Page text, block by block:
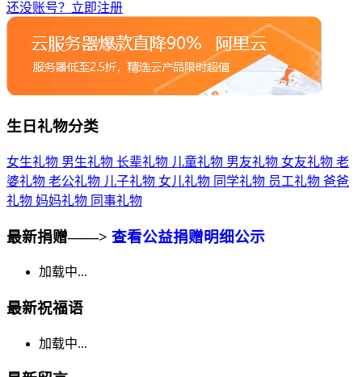
还没账号？立即注册
生日礼物分类
女生礼物 男生礼物 长辈礼物 儿童礼物 男友礼物 女友礼物 老
婆礼物 老公礼物 儿子礼物 女儿礼物 同学礼物 员工礼物 爸爸
礼物 妈妈礼物 同事礼物
最新捐赠——> 查看公益捐赠明细公示
加载中...
最新祝福语
加载中...